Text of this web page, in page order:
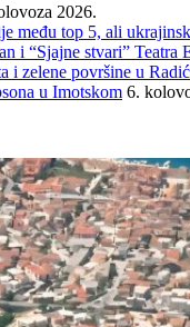
2026.
top 5, ali
i “Sjajne stvari” Teatra
i zelene površine u
u Imotskom 6.